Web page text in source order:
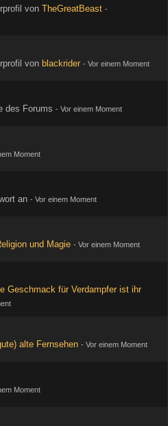
von TheGreatBeast -
von blackrider - Vor einem Moment
des Forums - Vor einem Moment
Moment
an - Vor einem Moment
und Magie - Vor einem Moment
Geschmack für Verdampfer ist ihr
alte Fernsehen - Vor einem Moment
Moment